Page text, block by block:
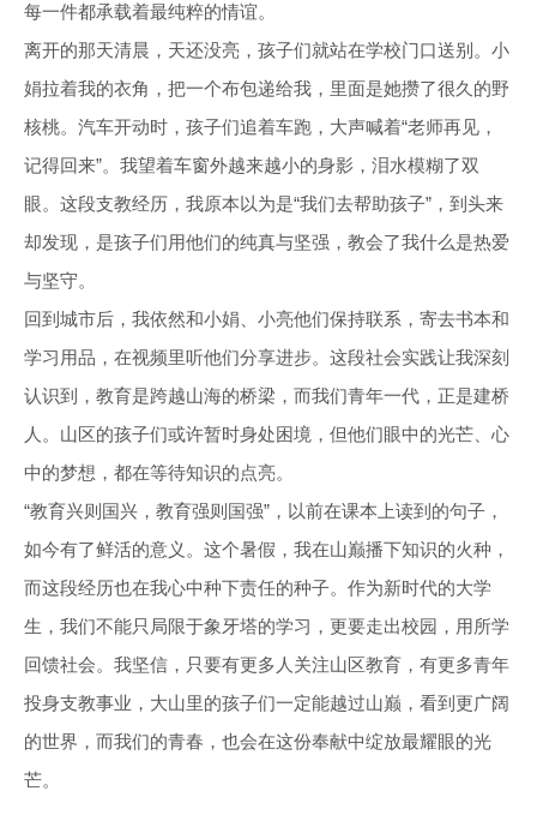
每一件都承载着最纯粹的情谊。
离开的那天清晨，天还没亮，孩子们就站在学校门口送别。小
娟拉着我的衣角，把一个布包递给我，里面是她攒了很久的野
核桃。汽车开动时，孩子们追着车跑，大声喊着“老师再见，
记得回来”。我望着车窗外越来越小的身影，泪水模糊了双
眼。这段支教经历，我原本以为是“我们去帮助孩子”，到头来
却发现，是孩子们用他们的纯真与坚强，教会了我什么是热爱
与坚守。
回到城市后，我依然和小娟、小亮他们保持联系，寄去书本和
学习用品，在视频里听他们分享进步。这段社会实践让我深刻
认识到，教育是跨越山海的桥梁，而我们青年一代，正是建桥
人。山区的孩子们或许暂时身处困境，但他们眼中的光芒、心
中的梦想，都在等待知识的点亮。
“教育兴则国兴，教育强则国强”，以前在课本上读到的句子，
如今有了鲜活的意义。这个暑假，我在山巅播下知识的火种，
而这段经历也在我心中种下责任的种子。作为新时代的大学
生，我们不能只局限于象牙塔的学习，更要走出校园，用所学
回馈社会。我坚信，只要有更多人关注山区教育，有更多青年
投身支教事业，大山里的孩子们一定能越过山巅，看到更广阔
的世界，而我们的青春，也会在这份奉献中绽放最耀眼的光
芒。